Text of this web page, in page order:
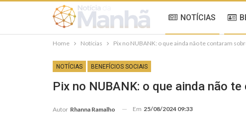
NOTÍCIAS
Home Notícias Pix no NUBANK: o que ainda não te contaram
NOTÍCIAS BENEFÍCIOS SOCIAIS
Pix no NUBANK: o que ainda não
Autor Rhanna Ramalho Em 25/08/2024 09:33